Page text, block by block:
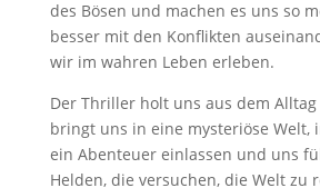
des Bösen und machen es uns so
besser mit den Konflikten
wir im wahren Leben erleben.
Der Thriller holt uns aus dem
bringt uns in eine mysteriöse Welt,
ein Abenteuer einlassen und uns
Helden, die versuchen, die Welt zu